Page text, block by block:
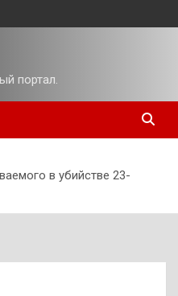
портал.
в убийстве 23-